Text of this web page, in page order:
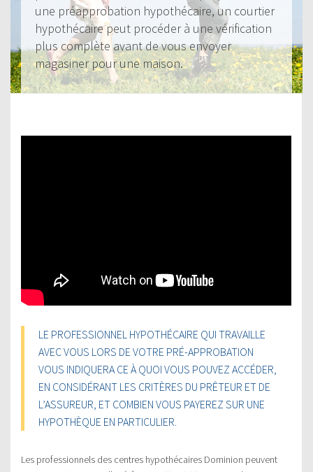
une préapprobation hypothécaire, un courtier
hypothécaire peut procéder à une vérification
plus complète avant de vous envoyer
magasiner pour une maison.
LE PROFESSIONNEL HYPOTHÉCAIRE QUI TRAVAILLE
AVEC VOUS LORS DE VOTRE PRÉ-APPROBATION
VOUS INDIQUERA CE À QUOI VOUS POUVEZ ACCÉDER,
EN CONSIDÉRANT LES CRITÈRES DU PRÊTEUR ET DE
L’ASSUREUR, ET COMBIEN VOUS PAYEREZ SUR UNE
HYPOTHÈQUE EN PARTICULIER.
Les professionnels des centres hypothécaires Dominion peuvent